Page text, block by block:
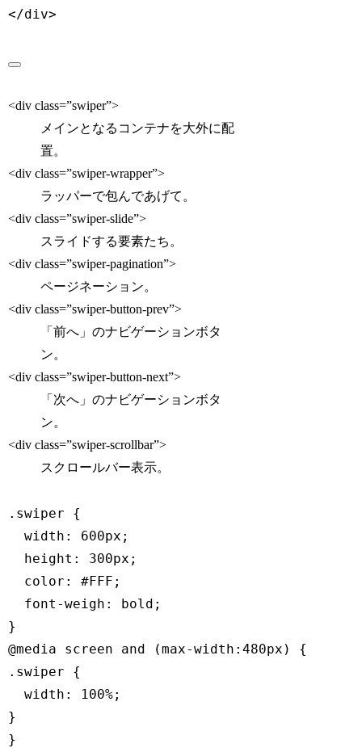
</div>
<div class=”swiper”>
メインとなるコンテナを大外に配
置。
<div class=”swiper-wrapper”>
ラッパーで包んであげて。
<div class=”swiper-slide”>
スライドする要素たち。
<div class=”swiper-pagination”>
ページネーション。
<div class=”swiper-button-prev”>
「前へ」のナビゲーションボタ
ン。
<div class=”swiper-button-next”>
「次へ」のナビゲーションボタ
ン。
<div class=”swiper-scrollbar”>
スクロールバー表示。
.swiper
{
width : 600px ;
height : 300px ;
color : #FFF ;
font-weigh : bold ;
}
@media screen and (max-width :480px )
{
.swiper
{
width : 100%;
}
}